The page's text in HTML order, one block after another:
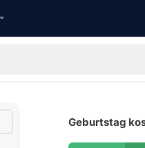
Geburtstag